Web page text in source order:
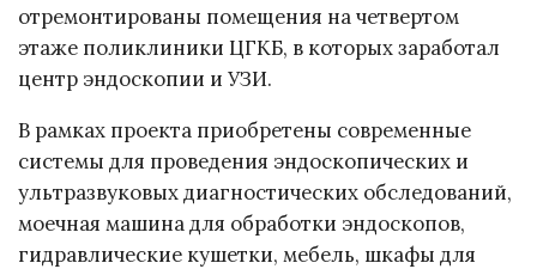
отремонтированы помещения на четвертом
этаже поликлиники ЦГКБ, в которых заработал
центр эндоскопии и УЗИ.
В рамках проекта приобретены современные
системы для проведения эндоскопических и
ультразвуковых диагностических обследований,
моечная машина для обработки эндоскопов,
гидравлические кушетки, мебель, шкафы для